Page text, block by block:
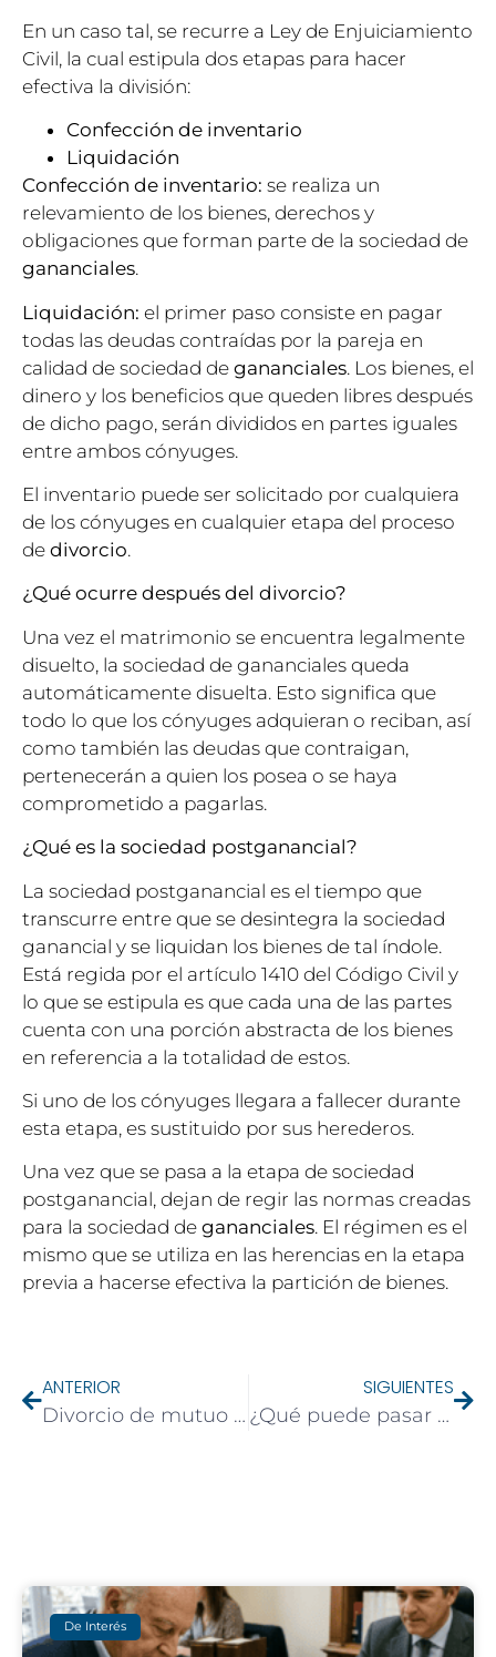
En un caso tal, se recurre a Ley de Enjuiciamiento
Civil, la cual estipula dos etapas para hacer
efectiva la división:
Confección de inventario
Liquidación
Confección de inventario: se realiza un
relevamiento de los bienes, derechos y
obligaciones que forman parte de la sociedad de
gananciales.
Liquidación: el primer paso consiste en pagar
todas las deudas contraídas por la pareja en
calidad de sociedad de gananciales. Los bienes, el
dinero y los beneficios que queden libres después
de dicho pago, serán divididos en partes iguales
entre ambos cónyuges.
El inventario puede ser solicitado por cualquiera
de los cónyuges en cualquier etapa del proceso
de divorcio.
¿Qué ocurre después del divorcio?
Una vez el matrimonio se encuentra legalmente
disuelto, la sociedad de gananciales queda
automáticamente disuelta. Esto significa que
todo lo que los cónyuges adquieran o reciban, así
como también las deudas que contraigan,
pertenecerán a quien los posea o se haya
comprometido a pagarlas.
¿Qué es la sociedad postganancial?
La sociedad postganancial es el tiempo que
transcurre entre que se desintegra la sociedad
ganancial y se liquidan los bienes de tal índole.
Está regida por el artículo 1410 del Código Civil y
lo que se estipula es que cada una de las partes
cuenta con una porción abstracta de los bienes
en referencia a la totalidad de estos.
Si uno de los cónyuges llegara a fallecer durante
esta etapa, es sustituido por sus herederos.
Una vez que se pasa a la etapa de sociedad
postganancial, dejan de regir las normas creadas
para la sociedad de gananciales. El régimen es el
mismo que se utiliza en las herencias en la etapa
previa a hacerse efectiva la partición de bienes.
ANTERIOR
Divorcio de mutuo acuerdo: ¿Qué se requiere?
SIGUIENTES
¿Qué puede pasar si al divorciarnos tenemos hijos?
De Interés